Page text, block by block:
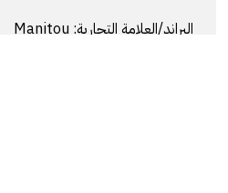
البراند/العلامة التجارية: